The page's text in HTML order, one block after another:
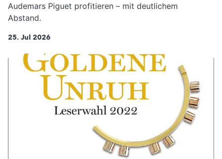
Audemars Piguet profitieren – mit deutlichem
Abstand.
25. Jul 2026